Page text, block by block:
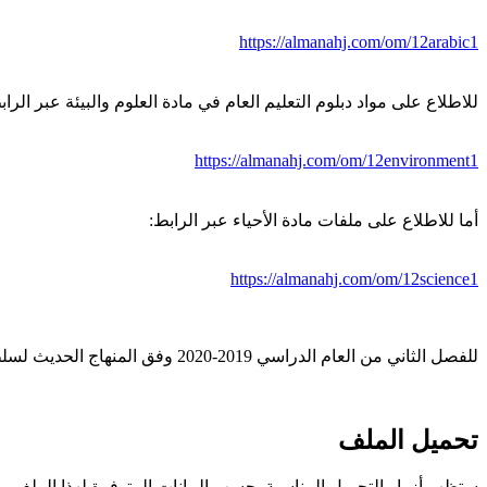
https://almanahj.com/om/12arabic1
للاطلاع على مواد دبلوم التعليم العام في مادة العلوم والبيئة عبر
https://almanahj.com/om/12environment1
أما للاطلاع على ملفات مادة الأحياء عبر الرابط:
https://almanahj.com/om/12science1
للفصل الثاني من العام الدراسي 2019-2020 وفق المنهاج الحديث لسلطنة عُمان. ----- مع التمنيات لجميع الطلبة بالنجاح والتفوق.
تحميل الملف